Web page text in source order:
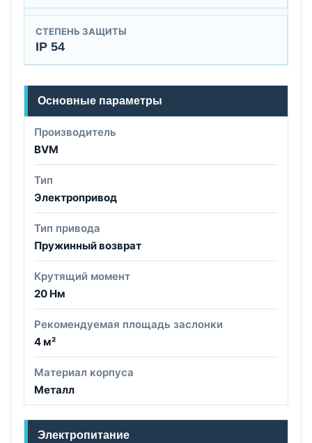
СТЕПЕНЬ ЗАЩИТЫ
IP 54
Основные параметры
Производитель
BVM
Тип
Электропривод
Тип привода
Пружинный возврат
Крутящий момент
20 Нм
Рекомендуемая площадь заслонки
4 м²
Материал корпуса
Металл
Электропитание